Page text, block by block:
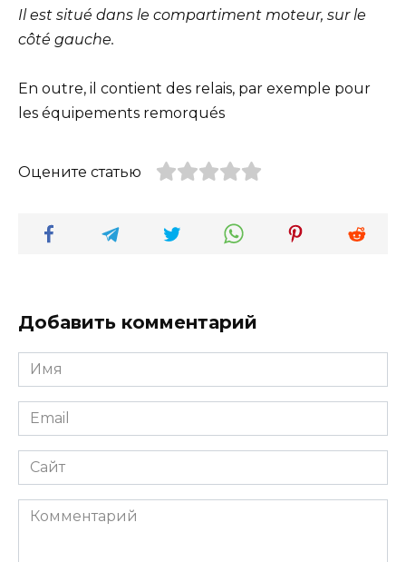
Il est situé dans le compartiment moteur, sur le
côté gauche.
En outre, il contient des relais, par exemple pour
les équipements remorqués
Оцените статью
Добавить комментарий
Имя
*
Email
*
Сайт
Комментарий